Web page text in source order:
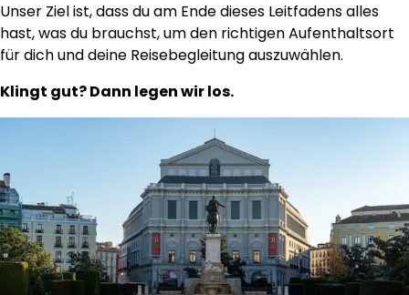
Unser Ziel ist, dass du am Ende dieses Leitfadens alles
hast, was du brauchst, um den richtigen Aufenthaltsort
für dich und deine Reisebegleitung auszuwählen.
Klingt gut? Dann legen wir los.